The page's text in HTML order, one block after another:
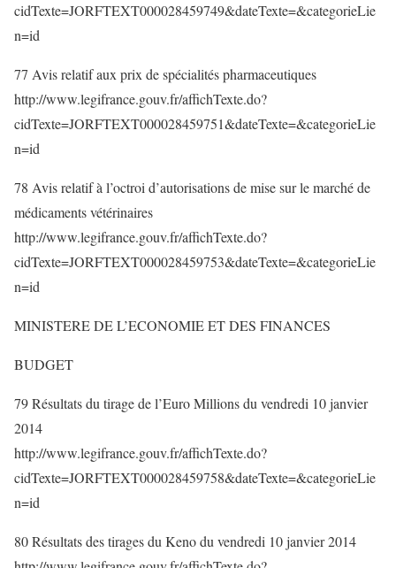
cidTexte=JORFTEXT000028459749&dateTexte=&categorieLie
n=id
77 Avis relatif aux prix de spécialités pharmaceutiques
http://www.legifrance.gouv.fr/affichTexte.do?
cidTexte=JORFTEXT000028459751&dateTexte=&categorieLie
n=id
78 Avis relatif à l’octroi d’autorisations de mise sur le marché de
médicaments vétérinaires
http://www.legifrance.gouv.fr/affichTexte.do?
cidTexte=JORFTEXT000028459753&dateTexte=&categorieLie
n=id
MINISTERE DE L’ECONOMIE ET DES FINANCES
BUDGET
79 Résultats du tirage de l’Euro Millions du vendredi 10 janvier
2014
http://www.legifrance.gouv.fr/affichTexte.do?
cidTexte=JORFTEXT000028459758&dateTexte=&categorieLie
n=id
80 Résultats des tirages du Keno du vendredi 10 janvier 2014